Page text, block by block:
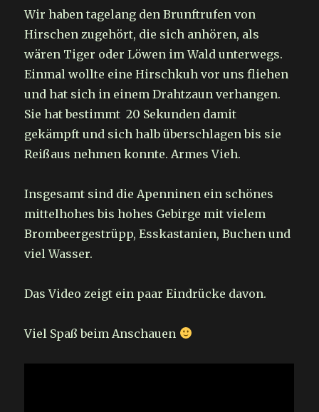
Wir haben tagelang den Brunftrufen von
Hirschen zugehört, die sich anhören, als
wären Tiger oder Löwen im Wald unterwegs.
Einmal wollte eine Hirschkuh vor uns fliehen
und hat sich in einem Drahtzaun verhangen.
Sie hat bestimmt 20 Sekunden damit
gekämpft und sich halb überschlagen bis sie
Reißaus nehmen konnte. Armes Vieh.
Insgesamt sind die Apenninen ein schönes
mittelhohes bis hohes Gebirge mit vielem
Brombeergestrüpp, Esskastanien, Buchen und
viel Wasser.
Das Video zeigt ein paar Eindrücke davon.
Viel Spaß beim Anschauen